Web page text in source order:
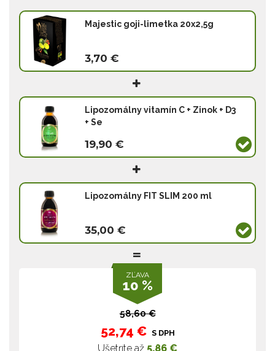
Majestic goji-limetka 20x2,5g
3,70 €
Lipozomálny vitamín C + Zinok + D3
+ Se
19,90 €
Lipozomálny FIT SLIM 200 ml
35,00 €
ZĽAVA
10 %
58,60 €
52,74 € S DPH
Ušetríte až 5,86 €